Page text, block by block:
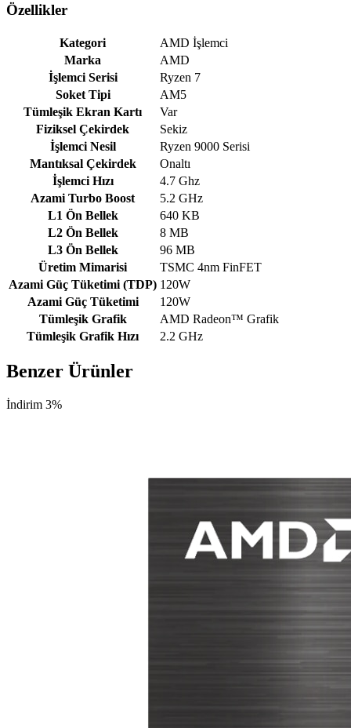
Özellikler
Kategori
AMD İşlemci
Marka
AMD
İşlemci Serisi
Ryzen 7
Soket Tipi
AM5
Tümleşik Ekran Kartı
Var
Fiziksel Çekirdek
Sekiz
İşlemci Nesil
Ryzen 9000 Serisi
Mantıksal Çekirdek
Onaltı
İşlemci Hızı
4.7 Ghz
Azami Turbo Boost
5.2 GHz
L1 Ön Bellek
640 KB
L2 Ön Bellek
8 MB
L3 Ön Bellek
96 MB
Üretim Mimarisi
TSMC 4nm FinFET
Azami Güç Tüketimi (TDP) 120W
Azami Güç Tüketimi
120W
Tümleşik Grafik
AMD Radeon™ Grafik
Tümleşik Grafik Hızı
2.2 GHz
Benzer Ürünler
İndirim 3%